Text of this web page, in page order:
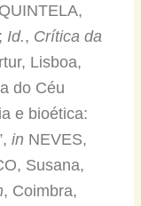
Id., Crítica da
Lisboa,
do Céu
e bioética:
in NEVES,
Susana,
, Coimbra,